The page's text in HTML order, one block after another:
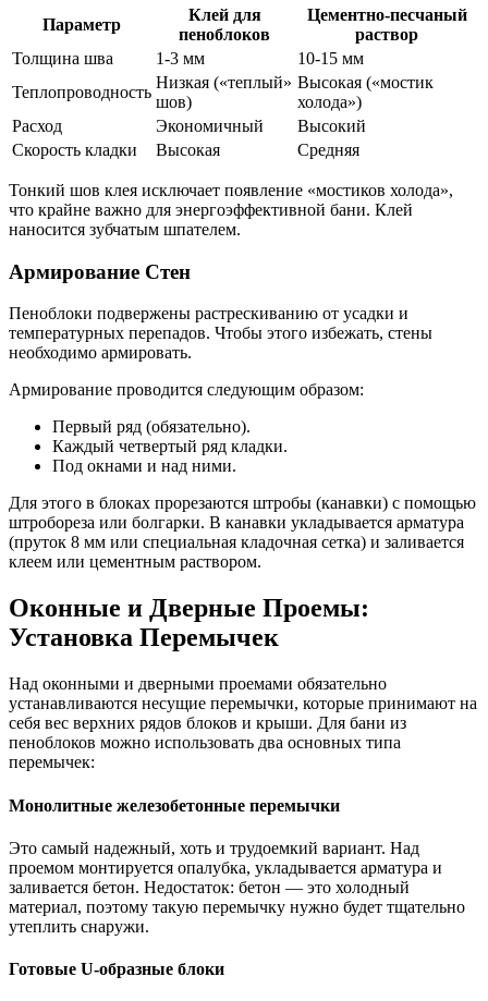
Параметр
Клей для
пеноблоков
Цементно-песчаный
раствор
Толщина шва
1-3 мм
10-15 мм
Теплопроводность
Низкая («теплый»
шов)
Высокая («мостик
холода»)
Расход
Экономичный
Высокий
Скорость кладки
Высокая Средняя
Тонкий шов клея исключает появление «мостиков холода»,
что крайне важно для энергоэффективной бани. Клей
наносится зубчатым шпателем.
Армирование Стен
Пеноблоки подвержены растрескиванию от усадки и
температурных перепадов. Чтобы этого избежать, стены
необходимо армировать.
Армирование проводится следующим образом:
Первый ряд (обязательно).
Каждый четвертый ряд кладки.
Под окнами и над ними.
Для этого в блоках прорезаются штробы (канавки) с помощью
штробореза или болгарки. В канавки укладывается арматура
(пруток 8 мм или специальная кладочная сетка) и заливается
клеем или цементным раствором.
Оконные и Дверные Проемы:
Установка Перемычек
Над оконными и дверными проемами обязательно
устанавливаются несущие перемычки, которые принимают на
себя вес верхних рядов блоков и крыши. Для бани из
пеноблоков можно использовать два основных типа
перемычек:
Монолитные железобетонные перемычки
Это самый надежный, хоть и трудоемкий вариант. Над
проемом монтируется опалубка, укладывается арматура и
заливается бетон. Недостаток: бетон — это холодный
материал, поэтому такую перемычку нужно будет тщательно
утеплить снаружи.
Готовые U-образные блоки